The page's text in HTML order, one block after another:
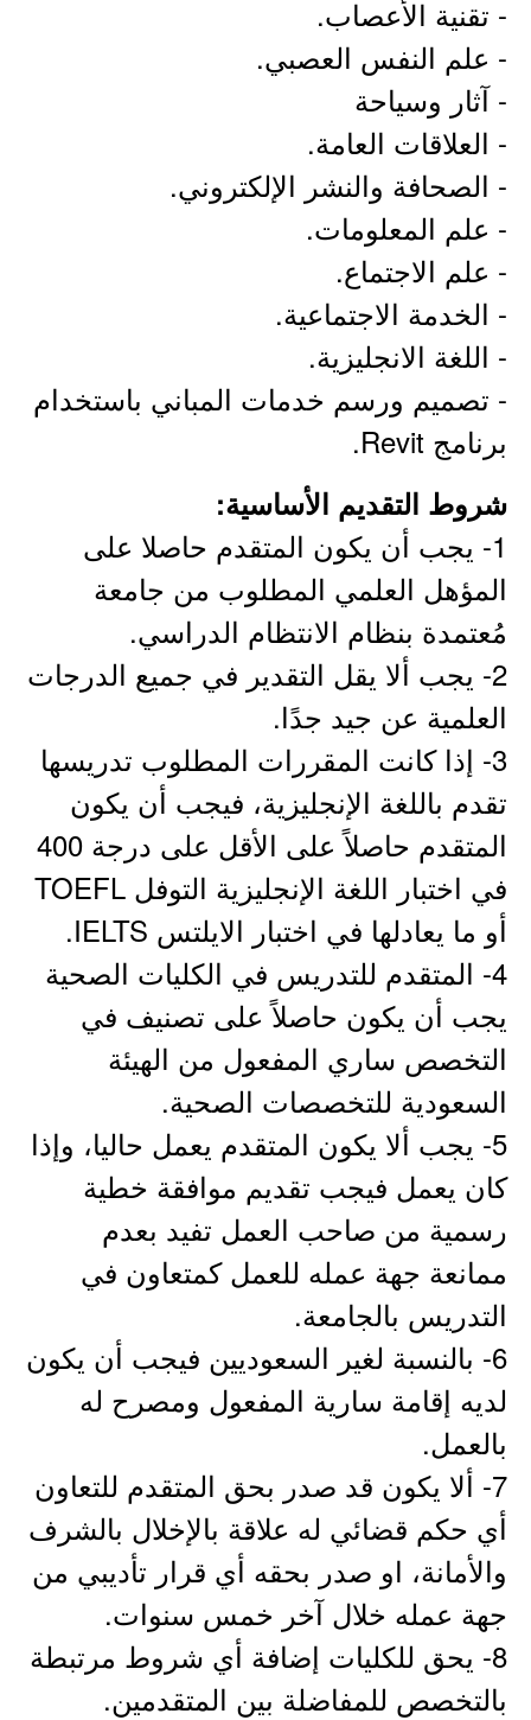
- تقنية الأعصاب.
- علم النفس العصبي.
- آثار وسياحة
- العلاقات العامة.
- الصحافة والنشر الإلكتروني.
- علم المعلومات.
- علم الاجتماع.
- الخدمة الاجتماعية.
- اللغة الانجليزية.
- تصميم ورسم خدمات المباني باستخدام
برنامج Revit.
شروط التقديم الأساسية:
1- يجب أن يكون المتقدم حاصلا على
المؤهل العلمي المطلوب من جامعة
مُعتمدة بنظام الانتظام الدراسي.
2- يجب ألا يقل التقدير في جميع الدرجات
العلمية عن جيد جدًا.
3- إذا كانت المقررات المطلوب تدريسها
تقدم باللغة الإنجليزية، فيجب أن يكون
المتقدم حاصلاً على الأقل على درجة 400
في اختبار اللغة الإنجليزية التوفل TOEFL
أو ما يعادلها في اختبار الايلتس IELTS.
4- المتقدم للتدريس في الكليات الصحية
يجب أن يكون حاصلاً على تصنيف في
التخصص ساري المفعول من الهيئة
السعودية للتخصصات الصحية.
5- يجب ألا يكون المتقدم يعمل حاليا، وإذا
كان يعمل فيجب تقديم موافقة خطية
رسمية من صاحب العمل تفيد بعدم
ممانعة جهة عمله للعمل كمتعاون في
التدريس بالجامعة.
6- بالنسبة لغير السعوديين فيجب أن يكون
لديه إقامة سارية المفعول ومصرح له
بالعمل.
7- ألا يكون قد صدر بحق المتقدم للتعاون
أي حكم قضائي له علاقة بالإخلال بالشرف
والأمانة، او صدر بحقه أي قرار تأديبي من
جهة عمله خلال آخر خمس سنوات.
8- يحق للكليات إضافة أي شروط مرتبطة
بالتخصص للمفاضلة بين المتقدمين.